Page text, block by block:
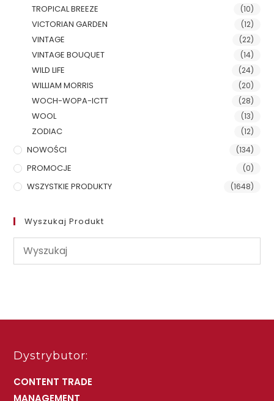
TROPICAL BREEZE (10)
VICTORIAN GARDEN (12)
VINTAGE (22)
VINTAGE BOUQUET (14)
WILD LIFE (24)
WILLIAM MORRIS (20)
WOCH-WOPA-ICTT (28)
WOOL (13)
ZODIAC (12)
NOWOŚCI (134)
PROMOCJE (0)
WSZYSTKIE PRODUKTY (1648)
Wyszukaj Produkt
Dystrybutor:
CONTENT TRADE
MANAGEMENT